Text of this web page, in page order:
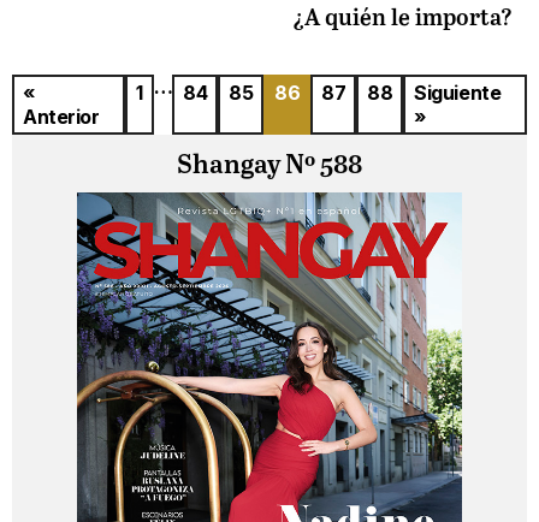
¿A quién le importa?
«
Anterior
1 … 84 85 86 87 88
Siguiente
»
Shangay Nº 588